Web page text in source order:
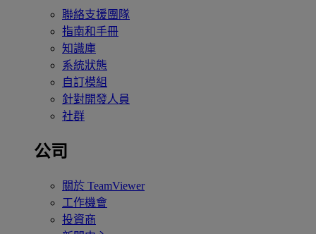
聯絡支援團隊
指南和手冊
知識庫
系統狀態
自訂模組
針對開發人員
社群
公司
關於 TeamViewer
工作機會
投資商